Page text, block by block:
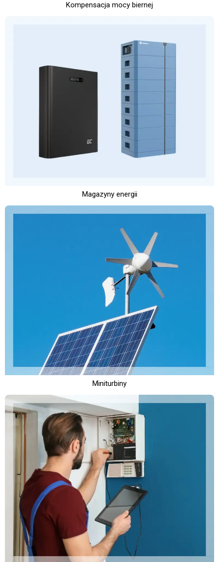
Kompensacja mocy biernej
Magazyny energii
Miniturbiny